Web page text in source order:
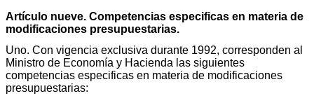
Artículo nueve. Competencias especificas en materia de
modificaciones presupuestarias.
Uno. Con vigencia exclusiva durante 1992, corresponden al
Ministro de Economía y Hacienda las siguientes
competencias especificas en materia de modificaciones
presupuestarias: